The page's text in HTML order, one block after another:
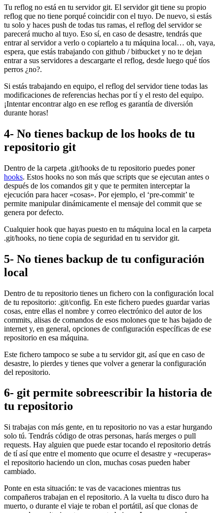
Tu reflog no está en tu servidor git. El servidor git tiene su propio
reflog que no tiene porqué coincidir con el tuyo. De nuevo, si estás
tu solo y haces push de todas tus ramas, el reflog del servidor se
parecerá mucho al tuyo. Eso sí, en caso de desastre, tendrás que
entrar al servidor a verlo o copiartelo a tu máquina local… oh, vaya,
espera, que estás trabajando con github / bitbucket y no te dejan
entrar a sus servidores a descargarte el reflog, desde luego qué tíos
perros ¿no?.
Si estás trabajando en equipo, el reflog del servidor tiene todas las
modificaciones de referencias hechas por tí y el resto del equipo.
¡Intentar encontrar algo en ese reflog es garantía de diversión
durante horas!
4- No tienes backup de los hooks de tu
repositorio git
Dentro de la carpeta .git/hooks de tu repositorio puedes poner
hooks. Estos hooks no son más que scripts que se ejecutan antes o
después de los comandos git y que te permiten interceptar la
ejecución para hacer «cosas». Por ejemplo, el ‘pre-commit’ te
permite manipular dinámicamente el mensaje del commit que se
genera por defecto.
Cualquier hook que hayas puesto en tu máquina local en la carpeta
.git/hooks, no tiene copia de seguridad en tu servidor git.
5- No tienes backup de tu configuración
local
Dentro de tu repositorio tienes un fichero con la configuración local
de tu repositorio: .git/config. En este fichero puedes guardar varias
cosas, entre ellas el nombre y correo electrónico del autor de los
commits, alisas de comandos de esos molones que te has bajado de
internet y, en general, opciones de configuración específicas de ese
repositorio en esa máquina.
Este fichero tampoco se sube a tu servidor git, así que en caso de
desastre, lo pierdes y tienes que volver a generar la configuración
del repositorio.
6- git permite sobreescribir la historia de
tu repositorio
Si trabajas con más gente, en tu repositorio no vas a estar hurgando
solo tú. Tendrás código de otras personas, harás merges o pull
requests. Hay alguien que puede estar tocando el repositorio detrás
de tí así que entre el momento que ocurre el desastre y «recuperas»
el repositorio haciendo un clon, muchas cosas pueden haber
cambiado.
Ponte en esta situación: te vas de vacaciones mientras tus
compañeros trabajan en el repositorio. A la vuelta tu disco duro ha
muerto, o durante el viaje te roban el portátil, así que clonas de